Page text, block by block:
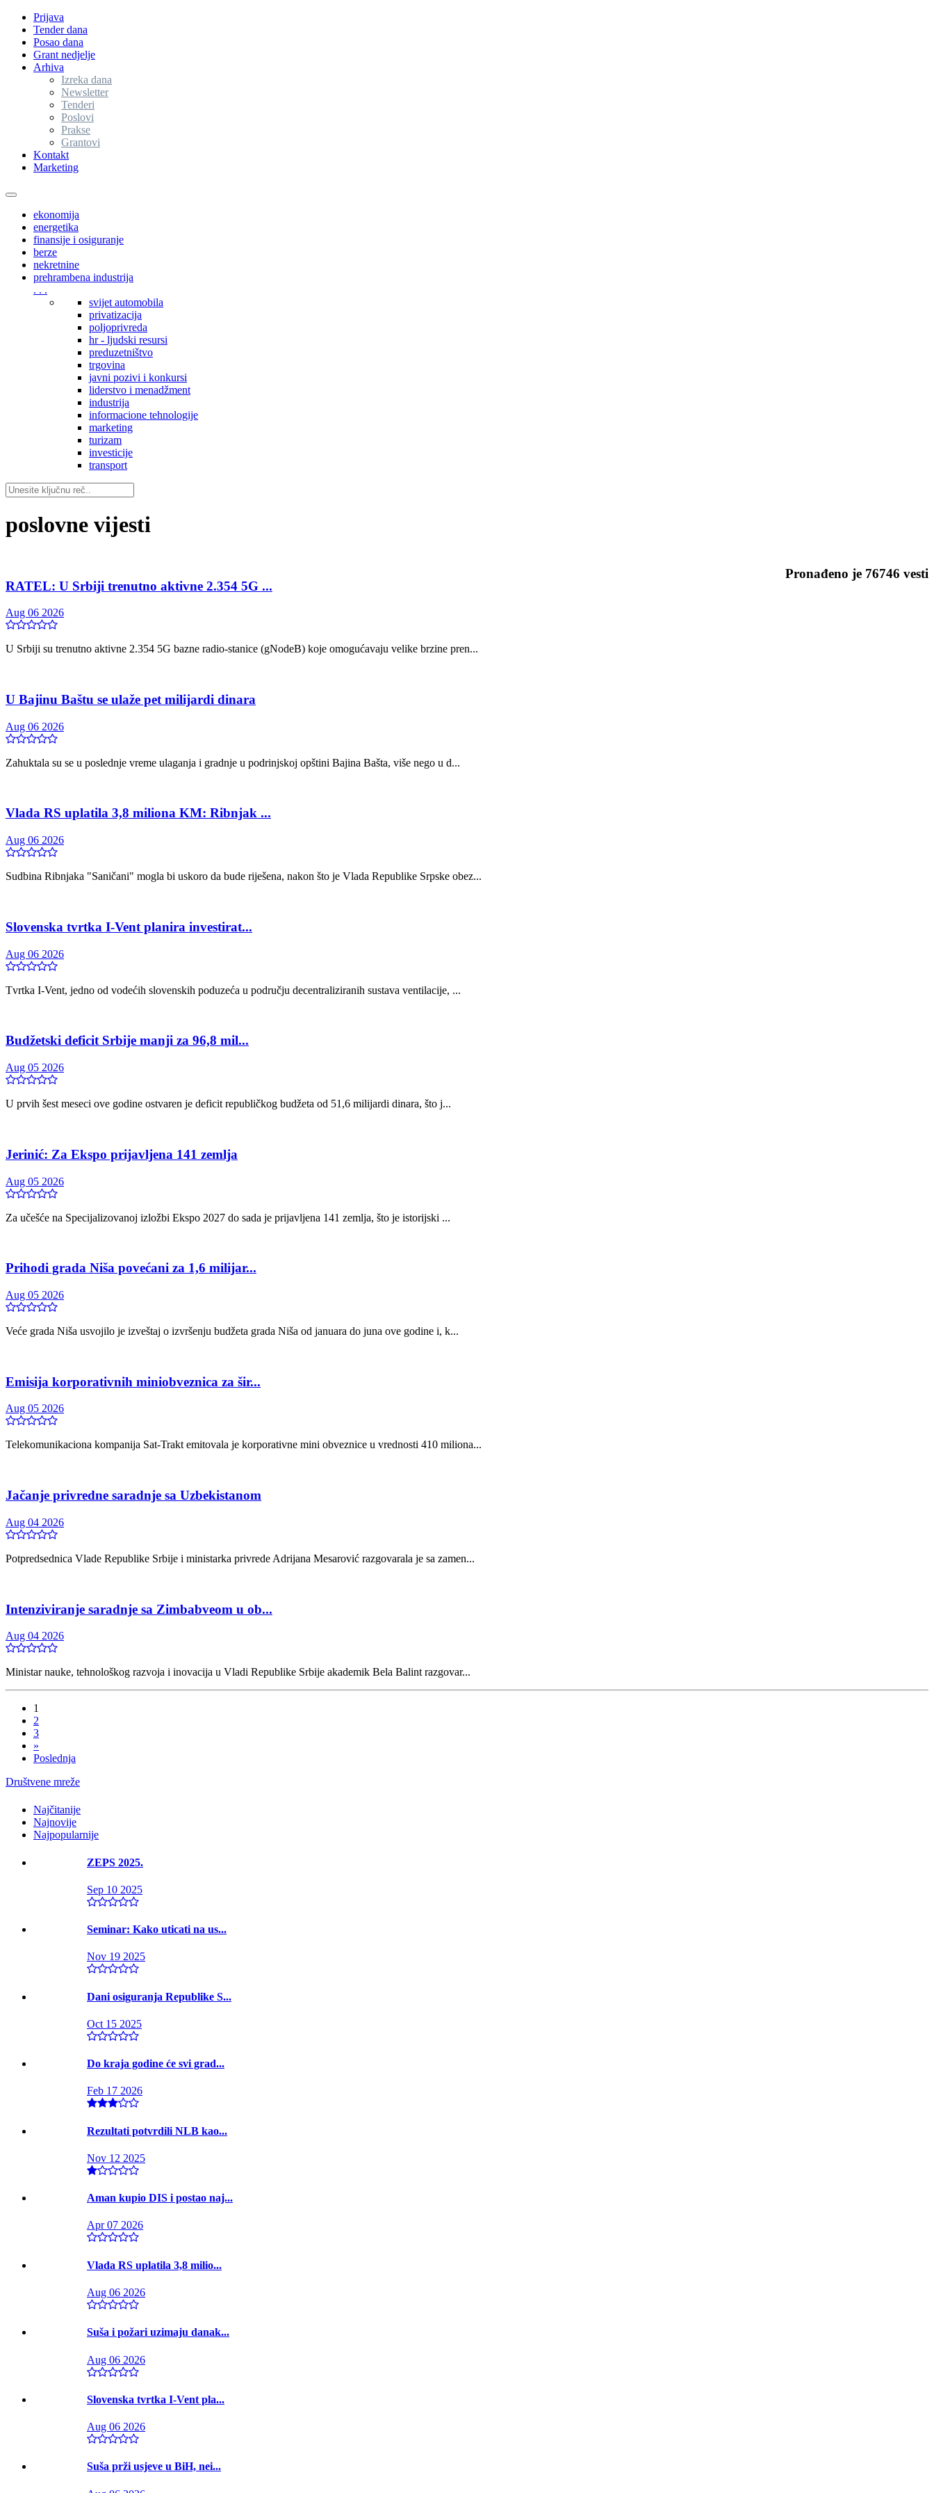
Prijava
Tender dana
Posao dana
Grant nedjelje
Arhiva
Izreka dana
Newsletter
Tenderi
Poslovi
Prakse
Grantovi
Kontakt
Marketing
Toggle
navigationekonomija
energetika
finansije i osiguranje
berze
nekretnine
prehrambena industrija
. . .
svijet automobila
privatizacija
poljoprivreda
hr - ljudski resursi
preduzetništvo
trgovina
javni pozivi i konkursi
liderstvo i menadžment
industrija
informacione tehnologije
marketing
turizam
investicije
transport
poslovne vijesti
Pronađeno je 76746 vesti
RATEL: U Srbiji trenutno aktivne 2.354 5G ...
Aug 06 2026
U Srbiji su trenutno aktivne 2.354 5G bazne radio-stanice (gNodeB) koje omogućavaju velike brzine pren...
U Bajinu Baštu se ulaže pet milijardi dinara
Aug 06 2026
Zahuktala su se u poslednje vreme ulaganja i gradnje u podrinjskoj opštini Bajina Bašta, više nego u d...
Vlada RS uplatila 3,8 miliona KM: Ribnjak ...
Aug 06 2026
Sudbina Ribnjaka "Saničani" mogla bi uskoro da bude riješena, nakon što je Vlada Republike Srpske obez...
Slovenska tvrtka I-Vent planira investirat...
Aug 06 2026
Tvrtka I-Vent, jedno od vodećih slovenskih poduzeća u području decentraliziranih sustava ventilacije, ...
Budžetski deficit Srbije manji za 96,8 mil...
Aug 05 2026
U prvih šest meseci ove godine ostvaren je deficit republičkog budžeta od 51,6 milijardi dinara, što j...
Jerinić: Za Ekspo prijavljena 141 zemlja
Aug 05 2026
Za učešće na Specijalizovanoj izložbi Ekspo 2027 do sada je prijavljena 141 zemlja, što je istorijski ...
Prihodi grada Niša povećani za 1,6 milijar...
Aug 05 2026
Veće grada Niša usvojilo je izveštaj o izvršenju budžeta grada Niša od januara do juna ove godine i, k...
Emisija korporativnih miniobveznica za šir...
Aug 05 2026
Telekomunikaciona kompanija Sat-Trakt emitovala je korporativne mini obveznice u vrednosti 410 miliona...
Jačanje privredne saradnje sa Uzbekistanom
Aug 04 2026
Potpredsednica Vlade Republike Srbije i ministarka privrede Adrijana Mesarović razgovarala je sa zamen...
Intenziviranje saradnje sa Zimbabveom u ob...
Aug 04 2026
Ministar nauke, tehnološkog razvoja i inovacija u Vladi Republike Srbije akademik Bela Balint razgovar...
1
2
3
»
Poslednja
Društvene mreže
Najčitanije
Najnovije
Najpopularnije
ZEPS 2025.
Sep 10 2025
Seminar: Kako uticati na us...
Nov 19 2025
Dani osiguranja Republike S...
Oct 15 2025
Do kraja godine će svi grad...
Feb 17 2026
Rezultati potvrdili NLB kao...
Nov 12 2025
Aman kupio DIS i postao naj...
Apr 07 2026
Vlada RS uplatila 3,8 milio...
Aug 06 2026
Suša i požari uzimaju danak...
Aug 06 2026
Slovenska tvrtka I-Vent pla...
Aug 06 2026
Suša prži usjeve u BiH, nei...